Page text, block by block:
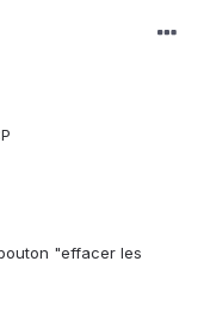
"effacer les